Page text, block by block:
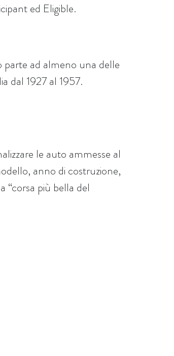
ed Eligible.
parte ad almeno una delle
dal 1927 al 1957.
le auto ammesse al
anno di costruzione,
“corsa più bella del